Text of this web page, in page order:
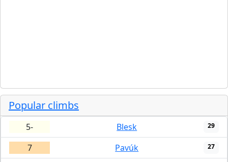
Popular climbs
5- Blesk 29
7 Pavúk 27